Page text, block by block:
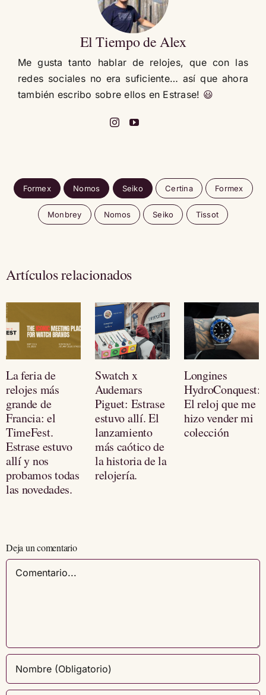
El Tiempo de Alex
Me gusta tanto hablar de relojes, que con las
redes sociales no era suficiente… así que ahora
también escribo sobre ellos en Estrase! 😃
Formex Nomos Seiko Certina Formex
Monbrey Nomos Seiko Tissot
Artículos relacionados
La feria de
relojes más
grande de
Francia: el
TimeFest.
Estrase estuvo
allí y nos
probamos todas
las novedades.
Swatch x
Audemars
Piguet: Estrase
estuvo allí. El
lanzamiento
más caótico de
la historia de la
relojería.
Longines
HydroConquest:
El reloj que me
hizo vender mi
colección
Deja un comentario
Comentario